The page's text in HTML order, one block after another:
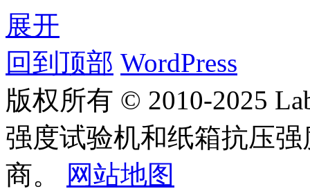
展开
回到顶部 WordPress
版权所有 © 2010-2025
强度试验机和纸箱抗压
商。
网站地图